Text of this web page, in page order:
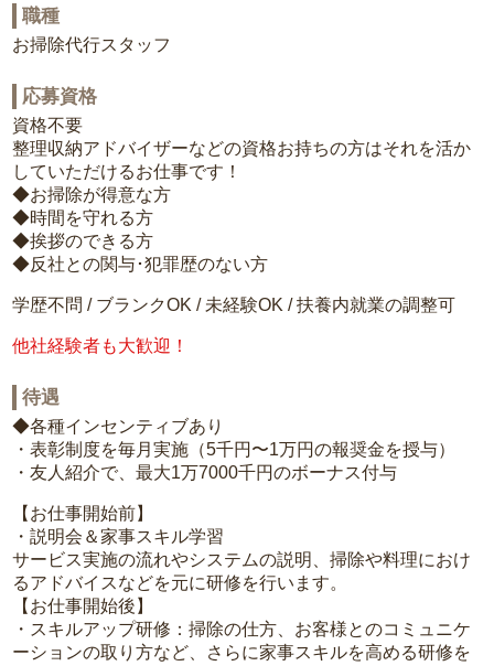
職種
お掃除代行スタッフ
応募資格
資格不要
整理収納アドバイザーなどの資格お持ちの方はそれを活か
していただけるお仕事です！
◆お掃除が得意な方
◆時間を守れる方
◆挨拶のできる方
◆反社との関与･犯罪歴のない方
学歴不問 / ブランクOK / 未経験OK / 扶養内就業の調整可
他社経験者も大歓迎！
待遇
◆各種インセンティブあり
・表彰制度を毎月実施（5千円〜1万円の報奨金を授与）
・友人紹介で、最大1万7000千円のボーナス付与
【お仕事開始前】
・説明会＆家事スキル学習
サービス実施の流れやシステムの説明、掃除や料理におけ
るアドバイスなどを元に研修を行います。
【お仕事開始後】
・スキルアップ研修：掃除の仕方、お客様とのコミュニケ
ーションの取り方など、さらに家事スキルを高める研修を